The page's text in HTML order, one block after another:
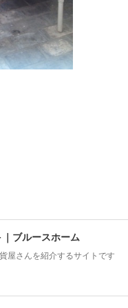
ブルースホーム
屋さんを紹介するサイトです